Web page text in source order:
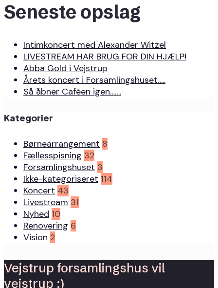
Seneste opslag
Intimkoncert med Alexander Witzel
LIVESTREAM HAR BRUG FOR DIN HJÆLP!
Abba Gold i Vejstrup
Årets koncert i Forsamlingshuset…..
Så åbner Caféen igen…….
Kategorier
Børnearrangement 8
Fællesspisning 32
Forsamlingshuset 3
Ikke-kategoriseret 114
Koncert 43
Livestream 31
Nyhed 10
Renovering 6
Vision 2
Vejstrup forsamlingshus vil
vejstrup :)